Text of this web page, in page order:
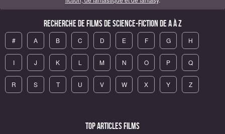
Recherche de Films de science-fiction de A à Z
# A B C D E F G H
I J K L M N O P Q
R S T U V W X Y Z
Top articles Films